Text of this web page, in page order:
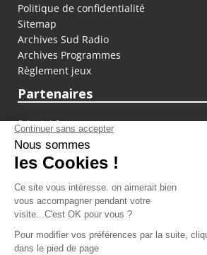
Politique de confidentialité
Sitemap
Archives Sud Radio
Archives Programmes
Règlement jeux
Partenaires
fiducial.fr
lyoncapitale.fr
olympique-et-lyonnais.com
L'application Iphone / Android
Téléchargez